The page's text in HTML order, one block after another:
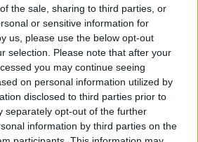
the sale, sharing to third parties, or
or sensitive information for
us, please use the below opt-out
selection. Please note that after your
you may continue seeing
on personal information utilized by
disclosed to third parties prior to
separately opt-out of the further
information by third parties on the